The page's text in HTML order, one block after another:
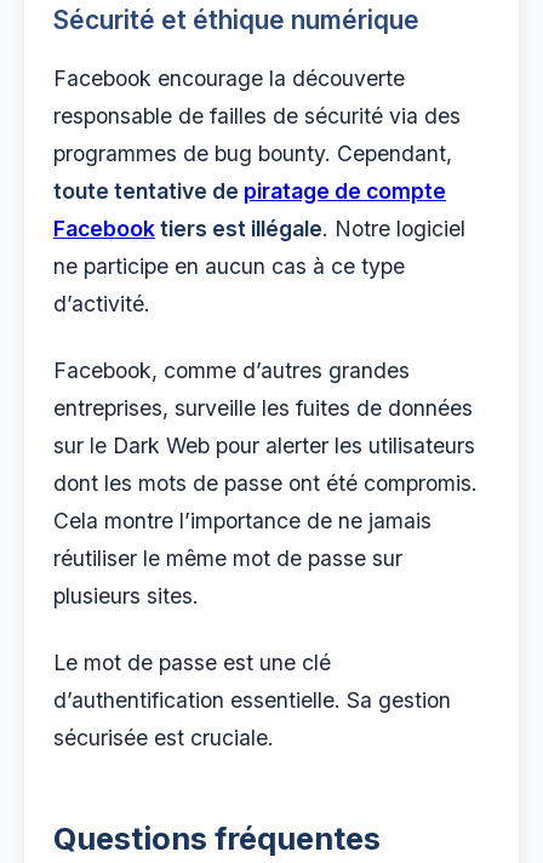
Sécurité et éthique numérique
Facebook encourage la découverte
responsable de failles de sécurité via des
programmes de bug bounty. Cependant,
toute tentative de piratage de compte
Facebooktiers est illégale. Notre logiciel
ne participe en aucun cas à ce type
d’activité.
Facebook, comme d’autres grandes
entreprises, surveille les fuites de données
sur le Dark Web pour alerter les utilisateurs
dont les mots de passe ont été compromis.
Cela montre l’importance de ne jamais
réutiliser le même mot de passe sur
plusieurs sites.
Le mot de passe est une clé
d’authentification essentielle. Sa gestion
sécurisée est cruciale.
Questions fréquentes